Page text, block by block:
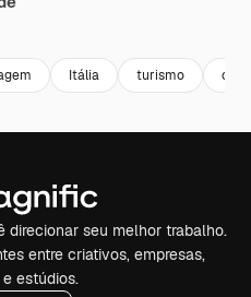
Itália turismo
direcionar seu melhor trabalho.
entre criativos, empresas,
estúdios.